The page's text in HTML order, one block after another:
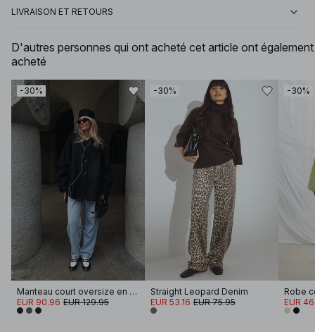
LIVRAISON ET RETOURS
D'autres personnes qui ont acheté cet article ont également
acheté
-30%
Manteau court oversize en laine mélangée à manches longues
EUR 90.96 EUR 129.95
-30%
Straight Leopard Denim
EUR 53.16 EUR 75.95
-30%
EUR